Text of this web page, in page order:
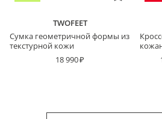
TWOFEET
Сумка геометричной формы из
текстурной кожи
18 990